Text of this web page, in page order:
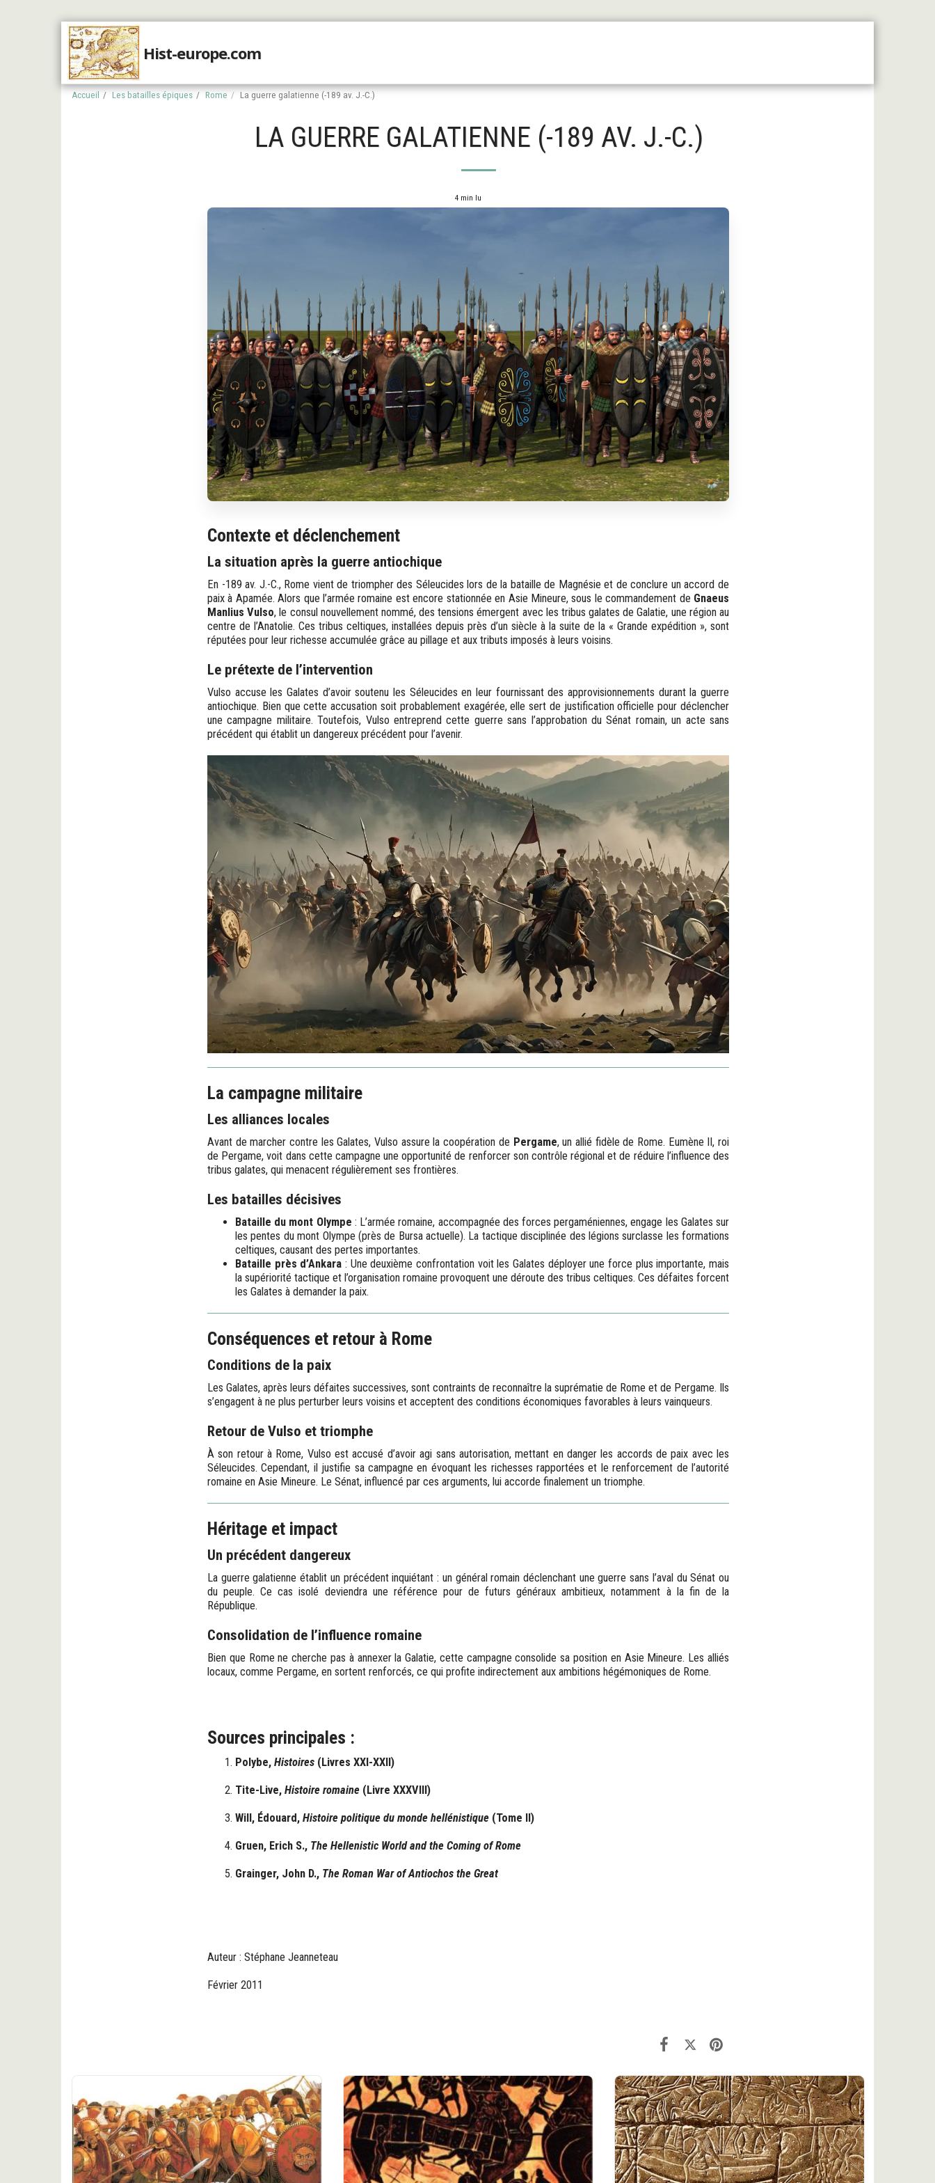
Hist-europe.com
Accueil Les batailles épiques Rome La guerre galatienne (-189 av. J.-C.)
LA GUERRE GALATIENNE (-189 AV. J.-C.)
4 min lu
Contexte et déclenchement
La situation après la guerre antiochique
En -189 av. J.-C., Rome vient de triompher des Séleucides lors de la bataille de Magnésie et de conclure un accord de
paix à Apamée. Alors que l’armée romaine est encore stationnée en Asie Mineure, sous le commandement de Gnaeus
Manlius Vulso, le consul nouvellement nommé, des tensions émergent avec les tribus galates de Galatie, une région au
centre de l’Anatolie. Ces tribus celtiques, installées depuis près d’un siècle à la suite de la « Grande expédition », sont
réputées pour leur richesse accumulée grâce au pillage et aux tributs imposés à leurs voisins.
Le prétexte de l’intervention
Vulso accuse les Galates d’avoir soutenu les Séleucides en leur fournissant des approvisionnements durant la guerre
antiochique. Bien que cette accusation soit probablement exagérée, elle sert de justification officielle pour déclencher
une campagne militaire. Toutefois, Vulso entreprend cette guerre sans l’approbation du Sénat romain, un acte sans
précédent qui établit un dangereux précédent pour l’avenir.
La campagne militaire
Les alliances locales
Avant de marcher contre les Galates, Vulso assure la coopération de Pergame, un allié fidèle de Rome. Eumène II, roi
de Pergame, voit dans cette campagne une opportunité de renforcer son contrôle régional et de réduire l’influence des
tribus galates, qui menacent régulièrement ses frontières.
Les batailles décisives
Bataille du mont Olympe : L’armée romaine, accompagnée des forces pergaméniennes, engage les Galates sur
les pentes du mont Olympe (près de Bursa actuelle). La tactique disciplinée des légions surclasse les formations
celtiques, causant des pertes importantes.
Bataille près d’Ankara : Une deuxième confrontation voit les Galates déployer une force plus importante, mais
la supériorité tactique et l’organisation romaine provoquent une déroute des tribus celtiques. Ces défaites forcent
les Galates à demander la paix.
Conséquences et retour à Rome
Conditions de la paix
Les Galates, après leurs défaites successives, sont contraints de reconnaître la suprématie de Rome et de Pergame. Ils
s’engagent à ne plus perturber leurs voisins et acceptent des conditions économiques favorables à leurs vainqueurs.
Retour de Vulso et triomphe
À son retour à Rome, Vulso est accusé d’avoir agi sans autorisation, mettant en danger les accords de paix avec les
Séleucides. Cependant, il justifie sa campagne en évoquant les richesses rapportées et le renforcement de l’autorité
romaine en Asie Mineure. Le Sénat, influencé par ces arguments, lui accorde finalement un triomphe.
Héritage et impact
Un précédent dangereux
La guerre galatienne établit un précédent inquiétant : un général romain déclenchant une guerre sans l’aval du Sénat ou
du peuple. Ce cas isolé deviendra une référence pour de futurs généraux ambitieux, notamment à la fin de la
République.
Consolidation de l’influence romaine
Bien que Rome ne cherche pas à annexer la Galatie, cette campagne consolide sa position en Asie Mineure. Les alliés
locaux, comme Pergame, en sortent renforcés, ce qui profite indirectement aux ambitions hégémoniques de Rome.
Sources principales :
Polybe, Histoires (Livres XXI-XXII)
Tite-Live, Histoire romaine (Livre XXXVIII)
Will, Édouard, Histoire politique du monde hellénistique (Tome II)
Gruen, Erich S., The Hellenistic World and the Coming of Rome
Grainger, John D., The Roman War of Antiochos the Great
Auteur : Stéphane Jeanneteau
Février 2011